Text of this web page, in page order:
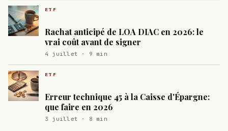
ETF
Rachat anticipé de LOA DIAC en 2026: le
vrai coût avant de signer
4 juillet · 9 min
ETF
Erreur technique 45 à la Caisse d'Épargne:
que faire en 2026
3 juillet · 8 min